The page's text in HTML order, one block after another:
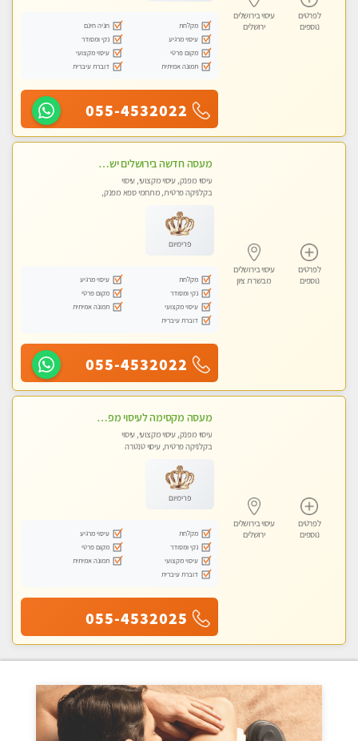
לפרטים
נוספים
עיסוי בירושלים
ירושלים
מקלחת
חניה חינם
עיסוי מרגיע
נקי ומסודר
מקום פרטי
עיסוי מקצועי
תמונה אמיתית
דוברת עיברית
055-4532022
לפרטים
נוספים
עיסוי בירושלים
מבשרת ציון
מעסה חדשה בירושלים ישראלית צעירה ואיכותית לעיסוי מרגיע ומפנק VIP-מומלץ לחלוטין! פרטי! ​​​​​​ Highly recommended
עיסוי מפנק, עיסוי מקצועי, עיסוי
בקלניקה פרטית, מתחמי ספא מפנק,
פרימיום
מקלחת
עיסוי מרגיע
נקי ומסודר
מקום פרטי
עיסוי מקצועי
תמונה אמיתית
דוברת עיברית
055-4532022
לפרטים
נוספים
עיסוי בירושלים
ירושלים
מעסה מקסימה לעיסוי מפנק בכל הגוף , משחרר לחצים , מרפה את השרירים , להנאה מובטחת צלצל עכשיו....גלינה ירושלים טל - 050-2228793
עיסוי מפנק, עיסוי מקצועי, עיסוי
בקלניקה פרטית, עיסוי טנטרה
פרימיום
מקלחת
עיסוי מרגיע
נקי ומסודר
מקום פרטי
עיסוי מקצועי
תמונה אמיתית
דוברת עיברית
055-4532025